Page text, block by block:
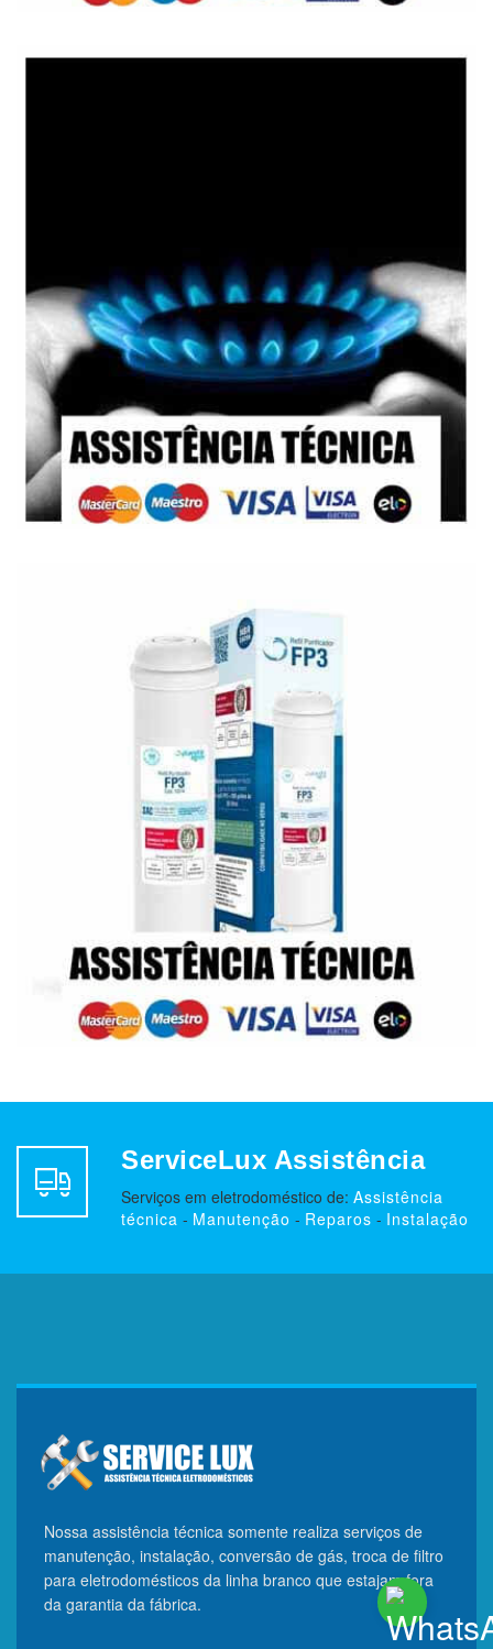
ServiceLux Assistência
Serviços em eletrodoméstico de: Assistência
técnica - Manutenção - Reparos - Instalação
Nossa assistência técnica somente realiza serviços de
manutenção, instalação, conversão de gás, troca de filtro
para eletrodomésticos da linha branco que estajam fora
da garantia da fábrica.